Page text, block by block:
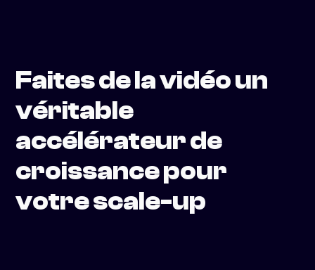
Faites de la vidéo un
véritable
accélérateur de
croissance pour
votre scale-up